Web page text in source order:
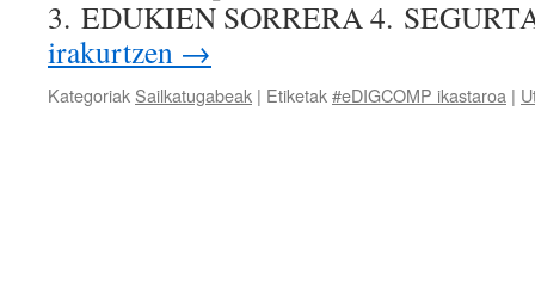
3. EDUKIEN SORRERA 4.
irakurtzen →
Kategoriak Sailkatugabeak | Etiketak#eDIGCOMP ikastaroa |